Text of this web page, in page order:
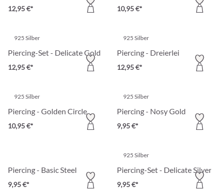
12,95 €* 10,95 €*
925 Silber
Piercing-Set - Delicate Gold
12,95 €*
925 Silber
Piercing - Dreierlei
12,95 €*
925 Silber
Piercing - Golden Circle
10,95 €*
925 Silber
Piercing - Nosy Gold
9,95 €*
Piercing - Basic Steel
9,95 €*
925 Silber
Piercing-Set - Delicate Silver
9,95 €*